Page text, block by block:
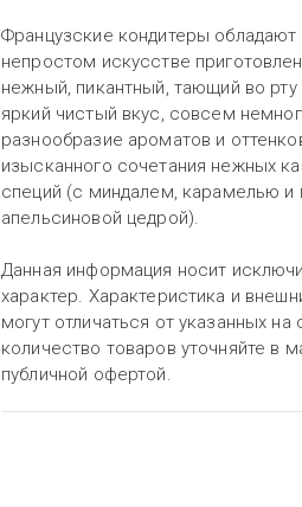
Французские кондитеры
непростом искусстве
нежный, пикантный, тающий во
яркий чистый вкус, совсем
разнообразие ароматов и
изысканного сочетания нежных
специй (с миндалем, карамелью
апельсиновой цедрой).
Данная информация носит
характер. Характеристика и
могут отличаться от указанных
количество товаров уточняйте в
публичной офертой.